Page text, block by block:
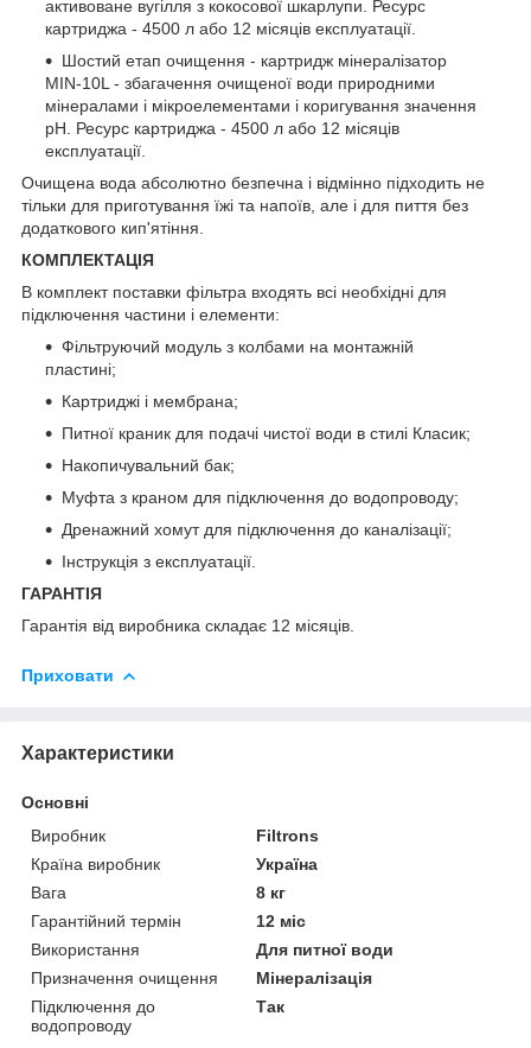
активоване вугілля з кокосової шкарлупи. Ресурс
картриджа - 4500 л або 12 місяців експлуатації.
Шостий етап очищення - картридж мінералізатор
MIN-10L - збагачення очищеної води природними
мінералами і мікроелементами і коригування значення
рН. Ресурс картриджа - 4500 л або 12 місяців
експлуатації.
Очищена вода абсолютно безпечна і відмінно підходить не
тільки для приготування їжі та напоїв, але і для пиття без
додаткового кип'ятіння.
КОМПЛЕКТАЦІЯ
В комплект поставки фільтра входять всі необхідні для
підключення частини і елементи:
Фільтруючий модуль з колбами на монтажній
пластині;
Картриджі і мембрана;
Питної краник для подачі чистої води в стилі Класик;
Накопичувальний бак;
Муфта з краном для підключення до водопроводу;
Дренажний хомут для підключення до каналізації;
Інструкція з експлуатації.
ГАРАНТІЯ
Гарантія від виробника складає 12 місяців.
Приховати
Характеристики
Основні
Виробник
Filtrons
Країна виробник
Україна
Вага
8 кг
Гарантійний термін
12 міс
Використання
Для питної води
Призначення очищення
Мінералізація
Підключення до
водопроводу
Так